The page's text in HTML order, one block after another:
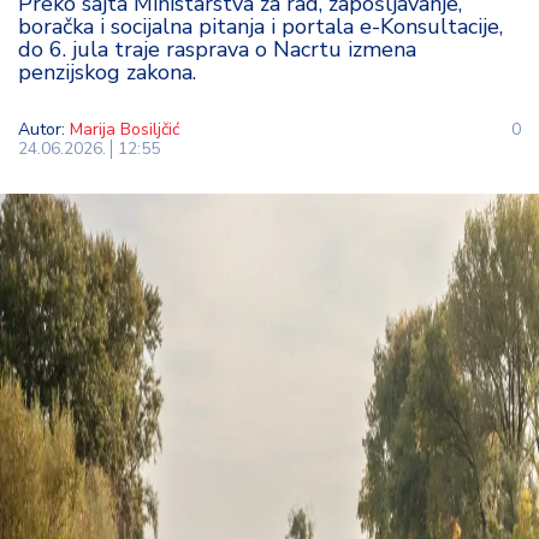
o
bi
M
oj
a
p
e
n
zi
ja
K
boračka i socijalna pitanja i portala e-Konsultacije,
do 6. jula traje rasprava o Nacrtu izmena
penzijskog zakona.
Autor: Marija Bosiljčić
24.06.2026.
12:55
0